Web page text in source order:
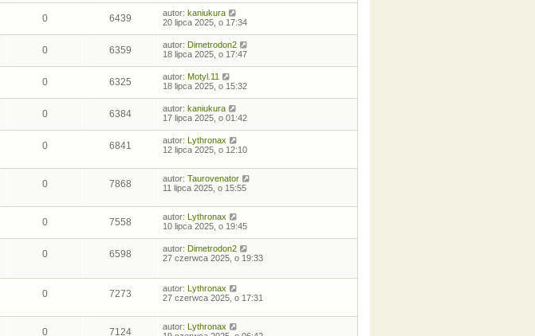
0 6439 autor: kaniukura
20 lipca 2025, o 17:34
0 6359 autor: Dimetrodon2
18 lipca 2025, o 17:47
0 6325 autor: Motyl.11
18 lipca 2025, o 15:32
0 6384 autor: kaniukura
17 lipca 2025, o 01:42
0 6841 autor: Lythronax
12 lipca 2025, o 12:10
0 7868 autor: Taurovenator
11 lipca 2025, o 15:55
0 7558 autor: Lythronax
10 lipca 2025, o 19:45
0 6598 autor: Dimetrodon2
27 czerwca 2025, o 19:33
0 7273 autor: Lythronax
27 czerwca 2025, o 17:31
0 7124 autor: Lythronax